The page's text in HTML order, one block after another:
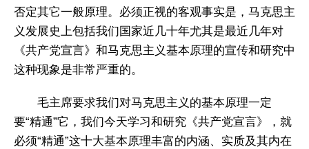
否定其它一般原理。必须正视的客观事实是，马克思主
义发展史上包括我们国家近几十年尤其是最近几年对
《共产党宣言》和马克思主义基本原理的宣传和研究中
这种现象是非常严重的。
毛主席要求我们对马克思主义的基本原理一定
要“精通”它，我们今天学习和研究《共产党宣言》，就
必须“精通”这十大基本原理丰富的内涵、实质及其内在